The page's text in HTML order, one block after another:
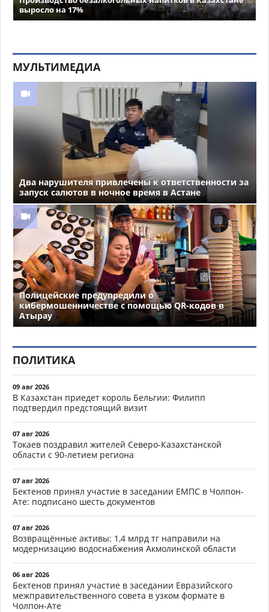
выросло на 17%
МУЛЬТИМЕДИА
Два нарушителя привлечены к ответственности за
запуск салютов в ночное время в Астане
Полицейские предупредили о
кибермошенничестве с помощью QR-кодов в
Атырау
ПОЛИТИКА
09 авг 2026
В Казахстан приедет король Бельгии: Филипп
подтвердил предстоящий визит
07 авг 2026
Токаев поздравил жителей Северо-Казахстанской
области с 90-летием региона
07 авг 2026
Бектенов принял участие в заседании ЕМПС в Чолпон-
Ате: подписано шесть документов
07 авг 2026
Возвращённые активы: 1,4 млрд тг направили на
модернизацию водоснабжения Акмолинской области
06 авг 2026
Бектенов принял участие в заседании Евразийского
межправительственного совета в узком формате в
Чолпон-Ате